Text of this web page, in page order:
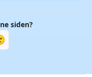
siden?